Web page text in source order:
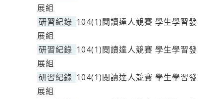
展組
研習紀錄 104(1)閱讀達人競賽 學生學習發
展組
研習紀錄 104(1)閱讀達人競賽 學生學習發
展組
研習紀錄 104(1)閱讀達人競賽 學生學習發
展組